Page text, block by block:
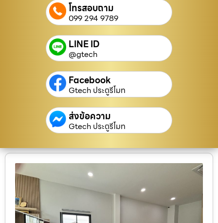
โทรสอบถาม
099 294 9789
LINE ID
@gtech
Facebook
Gtech ประตูรีโมท
ส่งข้อความ
Gtech ประตูรีโมท